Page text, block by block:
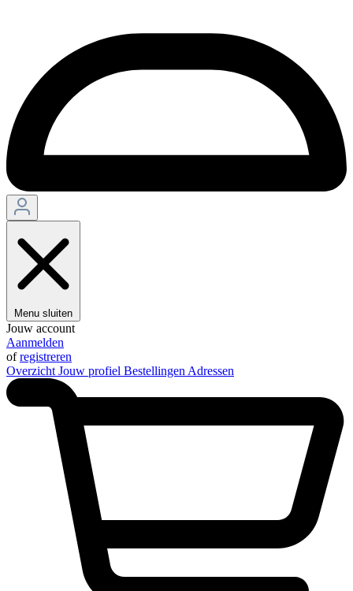
Menu sluiten
Jouw account
Aanmelden
ofregistreren
Overzicht Jouw profiel Bestellingen Adressen